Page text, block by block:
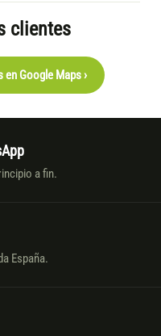
clientes
Google Maps ›
a fin.
España.